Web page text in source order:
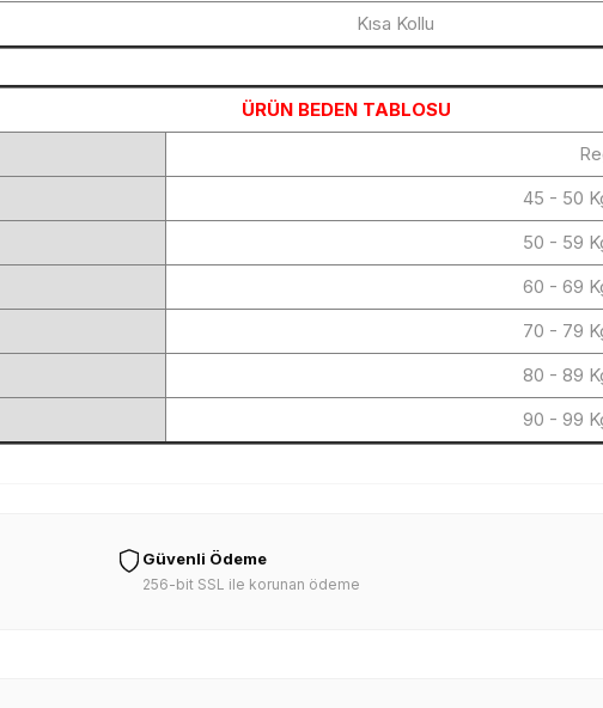
Kısa Kollu
ÜRÜN BEDEN TABLOSU
45 - 50
50 - 59
60 - 69
70 - 79
80 - 89
90 - 99
Güvenli Ödeme
256-bit SSL ile korunan ödeme